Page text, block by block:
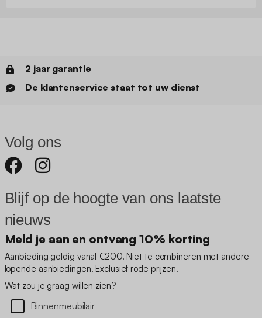
2 jaar garantie
De klantenservice staat tot uw dienst
Volg ons
Blijf op de hoogte van ons laatste
nieuws
Meld je aan en ontvang 10% korting
Aanbieding geldig vanaf €200. Niet te combineren met andere
lopende aanbiedingen. Exclusief rode prijzen.
Wat zou je graag willen zien?
Binnenmeubilair